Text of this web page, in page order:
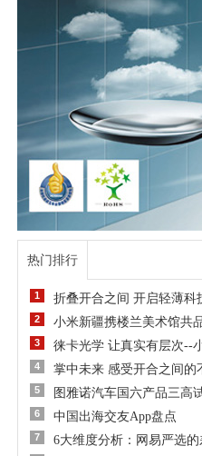
热门排行
1 折叠开合之间 开启轻薄科
2 小米新疆携楼兰美术馆共
3 徕卡光学 让真实有层次--
4 掌中未来 感受开合之间的
5 图雅诺汽车国六产品三高
6 中国出海交友App盘点
7 6大维度分析：网易严选